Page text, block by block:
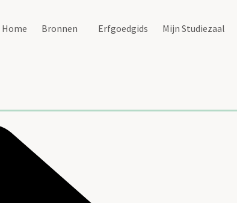
Home Bronnen Erfgoedgids Mijn Studiezaal